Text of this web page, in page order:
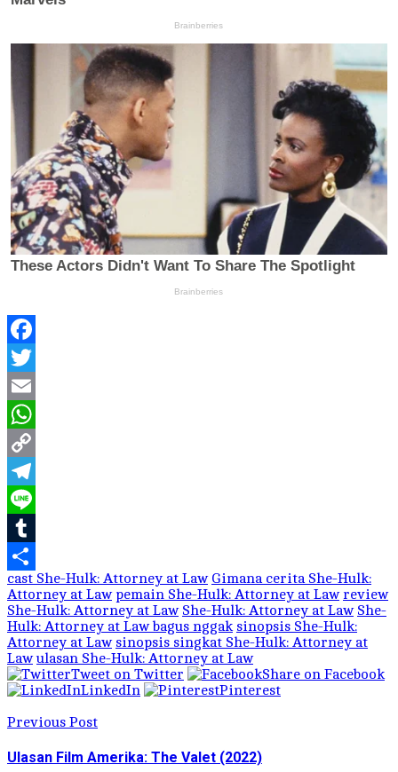
Facebook
Twitter
Email
WhatsApp
Copy
Link
Telegram
Line
Tumblr
Share
cast She-Hulk: Attorney at Law Gimana cerita She-Hulk:
Attorney at Law pemain She-Hulk: Attorney at Law review
She-Hulk: Attorney at Law She-Hulk: Attorney at Law She-
Hulk: Attorney at Law bagus nggak sinopsis She-Hulk:
Attorney at Law sinopsis singkat She-Hulk: Attorney at
Law ulasan She-Hulk: Attorney at Law
Tweet on Twitter
Share on Facebook
LinkedIn
Pinterest
Previous Post
Ulasan Film Amerika: The Valet (2022)